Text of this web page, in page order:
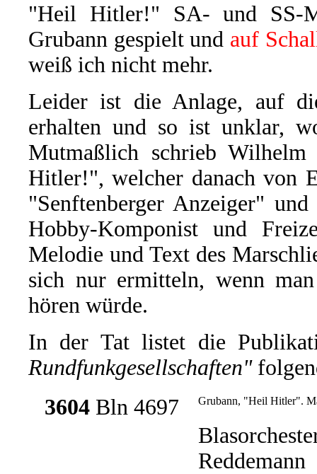
"Heil Hitler!" SA- und SS-
Grubann gespielt und auf
weiß ich nicht mehr.
Leider ist die Anlage, auf
erhalten und so ist unklar,
Mutmaßlich schrieb
Hitler!", welcher danach von
"Senftenberger Anzeiger"
Hobby-Komponist und
Melodie und Text des
sich nur ermitteln, wenn
hören würde.
In der Tat listet die
Rundfunkgesellschaften"
3604 Bln 4697 Grubann, "Heil Hitler".
Reddemann